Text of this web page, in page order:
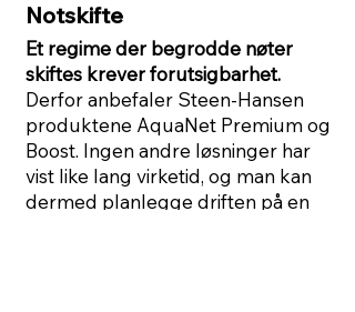
Notskifte
Et regime der begrodde nøter
skiftes krever forutsigbarhet.
Derfor anbefaler Steen-Hansen
produktene AquaNet Premium og
Boost. Ingen andre løsninger har
vist like lang virketid, og man kan
dermed planlegge driften på en